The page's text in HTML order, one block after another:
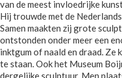
van de meest invloedrijke
Hij trouwde met de
Samen maakten zij grote
ontstonden onder meer een
inktgum of naald en draad. Ze
te staan. Ook het Museum
dergelijke sculptuur. Men